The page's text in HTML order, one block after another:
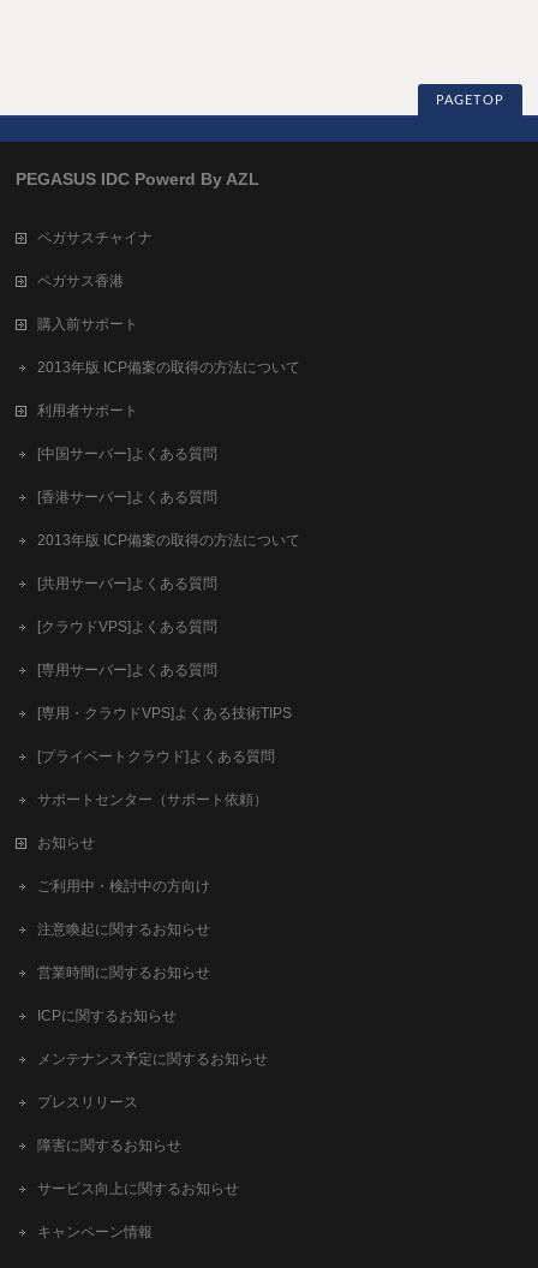
PAGETOP
PEGASUS IDC Powerd By AZL
ペガサスチャイナ
ペガサス香港
購入前サポート
2013年版 ICP備案の取得の方法について
利用者サポート
[中国サーバー]よくある質問
[香港サーバー]よくある質問
2013年版 ICP備案の取得の方法について
[共用サーバー]よくある質問
[クラウドVPS]よくある質問
[専用サーバー]よくある質問
[専用・クラウドVPS]よくある技術TIPS
[プライベートクラウド]よくある質問
サポートセンター（サポート依頼）
お知らせ
ご利用中・検討中の方向け
注意喚起に関するお知らせ
営業時間に関するお知らせ
ICPに関するお知らせ
メンテナンス予定に関するお知らせ
プレスリリース
障害に関するお知らせ
サービス向上に関するお知らせ
キャンペーン情報